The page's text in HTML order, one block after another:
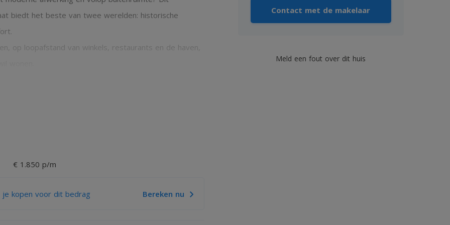
biedt het beste van twee werelden: historische
op loopafstand van winkels, restaurants en de haven,
tot de trapkast, garderobe en zonnige binnenplaats.
€ 1.850 p/m
je kopen voor dit bedrag Bereken nu
Contact met de makelaar
Meld een fout over dit huis